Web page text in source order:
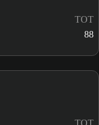
TOT
88
TOT